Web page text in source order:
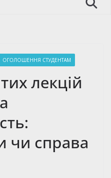
ОГОЛОШЕННЯ СТУДЕНТАМ
лекцій
чи справа